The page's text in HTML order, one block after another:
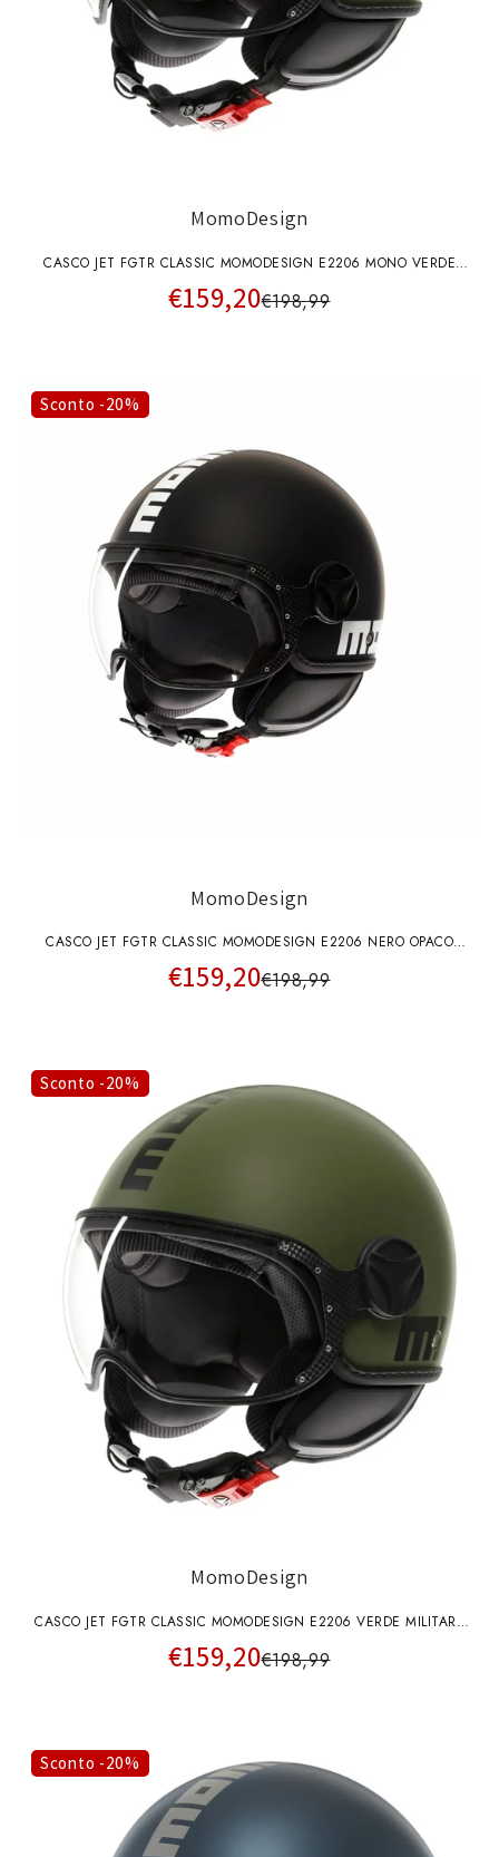
MomoDesign
CASCO JET FGTR CLASSIC MOMODESIGN E2206 MONO VERDE
MILITARE OPACO
€159,20€198,99
Sconto -20%
MomoDesign
CASCO JET FGTR CLASSIC MOMODESIGN E2206 NERO OPACO
SCRITTA BIANCA
€159,20€198,99
Sconto -20%
MomoDesign
CASCO JET FGTR CLASSIC MOMODESIGN E2206 VERDE MILITARY
SCRITTA NERA
€159,20€198,99
Sconto -20%